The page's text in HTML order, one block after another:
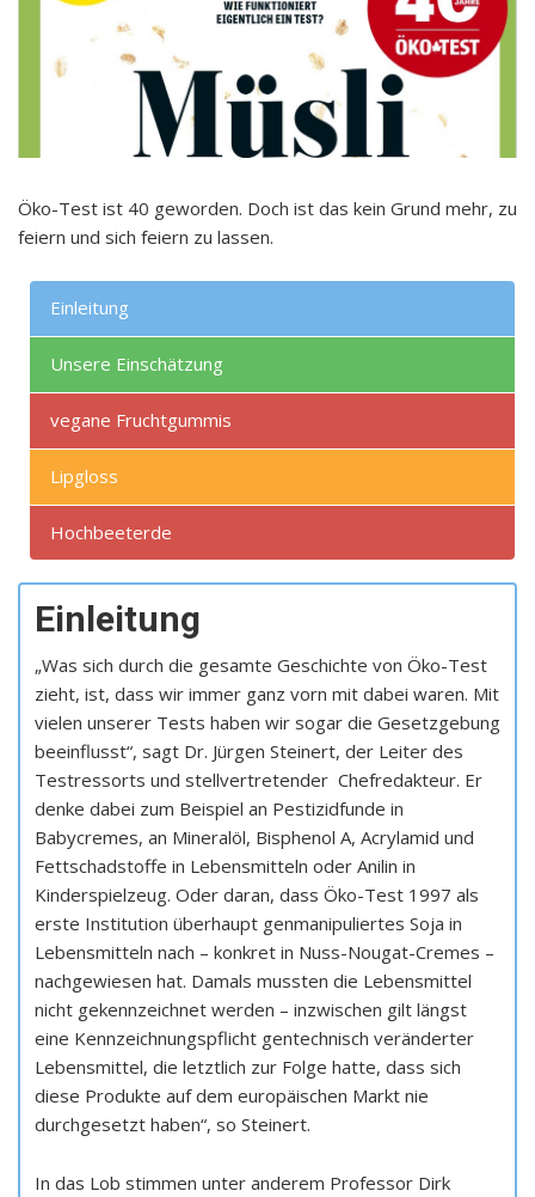
Öko-Test ist 40 geworden. Doch ist das kein Grund mehr, zu
feiern und sich feiern zu lassen.
Einleitung
Unsere Einschätzung
vegane Fruchtgummis
Lipgloss
Hochbeeterde
Einleitung
„Was sich durch die gesamte Geschichte von Öko-Test
zieht, ist, dass wir immer ganz vorn mit dabei waren. Mit
vielen unserer Tests haben wir sogar die Gesetzgebung
beeinflusst“, sagt Dr. Jürgen Steinert, der Leiter des
Testressorts und stellvertretender Chefredakteur. Er
denke dabei zum Beispiel an Pestizidfunde in
Babycremes, an Mineralöl, Bisphenol A, Acrylamid und
Fettschadstoffe in Lebensmitteln oder Anilin in
Kinderspielzeug. Oder daran, dass Öko-Test 1997 als
erste Institution überhaupt genmanipuliertes Soja in
Lebensmitteln nach – konkret in Nuss-Nougat-Cremes –
nachgewiesen hat. Damals mussten die Lebensmittel
nicht gekennzeichnet werden – inzwischen gilt längst
eine Kennzeichnungspflicht gentechnisch veränderter
Lebensmittel, die letztlich zur Folge hatte, dass sich
diese Produkte auf dem europäischen Markt nie
durchgesetzt haben“, so Steinert.
In das Lob stimmen unter anderem Professor Dirk